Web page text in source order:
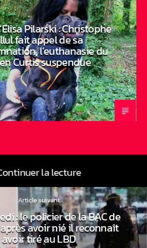
Pilarski : Christophe
fait appel de sa
l’euthanasie du
Curtis suspendue
la lecture
Article suivant
: le policier de la BAC de
avoir nié il reconnaît
avoir tiré au LBD